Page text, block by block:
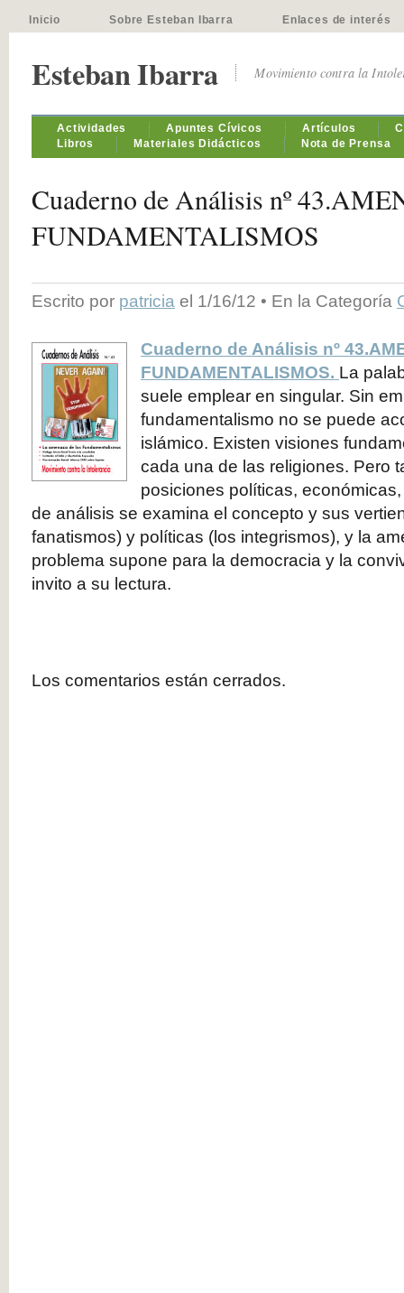
Inicio Sobre Esteban Ibarra Enlaces de interés
Esteban Ibarra Movimiento contra la
Actividades Apuntes Cívicos Artículos
Libros
Materiales Didácticos Nota de Prensa
Cuaderno de Análisis nº
FUNDAMENTALISMOS
Escrito por patricia el 1/16/12 • En la Categoría
Cuaderno de Análisis nº
FUNDAMENTALISMOS. La
suele emplear en singular. Sin
fundamentalismo no se puede
islámico. Existen visiones
cada una de las religiones. Pero
posiciones políticas,
de análisis se examina el concepto y sus
fanatismos) y políticas (los integrismos), y la
problema supone para la democracia y la
invito a su lectura.
Los comentarios están cerrados.